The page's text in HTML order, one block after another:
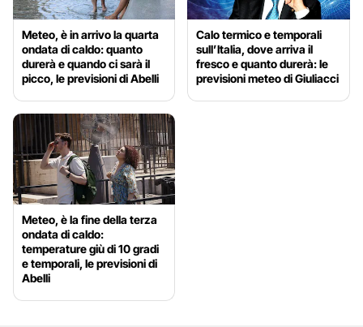
Meteo, è in arrivo la quarta
ondata di caldo: quanto
durerà e quando ci sarà il
picco, le previsioni di Abelli
Calo termico e temporali
sull’Italia, dove arriva il
fresco e quanto durerà: le
previsioni meteo di Giuliacci
Meteo, è la fine della terza
ondata di caldo:
temperature giù di 10 gradi
e temporali, le previsioni di
Abelli